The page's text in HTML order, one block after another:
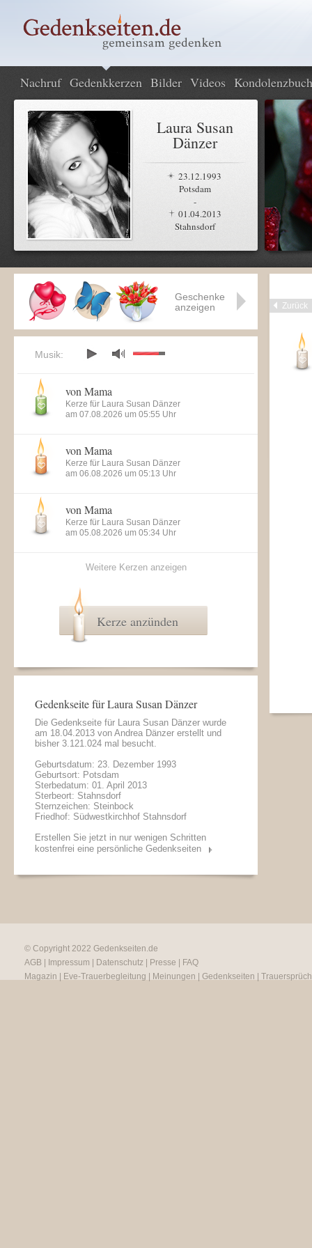
Nachruf Gedenkkerzen Bilder Videos Kondolenzbuch
Laura Susan
Dänzer
23.12.1993
Potsdam
-
01.04.2013
Stahnsdorf
Zurück
Geschenke
anzeigen
Musik:
von Mama
Kerze für Laura Susan Dänzer
am 07.08.2026 um 05:55 Uhr
von Mama
Kerze für Laura Susan Dänzer
am 06.08.2026 um 05:13 Uhr
von Mama
Kerze für Laura Susan Dänzer
am 05.08.2026 um 05:34 Uhr
Weitere Kerzen anzeigen
Kerze anzünden
Gedenkseite für Laura Susan Dänzer
Die Gedenkseite für Laura Susan Dänzer wurde
am 18.04.2013 von Andrea Dänzer erstellt und
bisher 3.121.024 mal besucht.
Geburtsdatum: 23. Dezember 1993
Geburtsort: Potsdam
Sterbedatum: 01. April 2013
Sterbeort: Stahnsdorf
Sternzeichen: Steinbock
Friedhof: Südwestkirchhof Stahnsdorf
Erstellen Sie jetzt in nur wenigen Schritten
kostenfrei eine persönliche Gedenkseiten
© Copyright 2022 Gedenkseiten.de
AGB
Impressum Datenschutz Presse
FAQ
Magazin
Eve-Trauerbegleitung Meinungen Gedenkseiten